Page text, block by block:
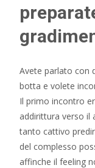
Avete parlato con
botta e volete
Il primo incontro
addirittura verso il
tanto cattivo
del complesso
affinche il feeling